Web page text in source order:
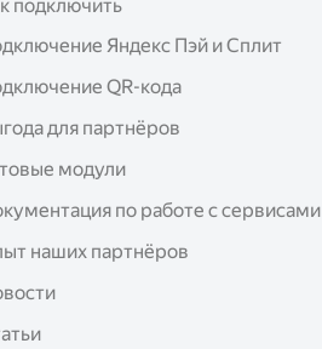
подключить
Яндекс Пэй и Сплит
QR-кода
для партнёров
модули
по работе с сервисами
наших партнёров